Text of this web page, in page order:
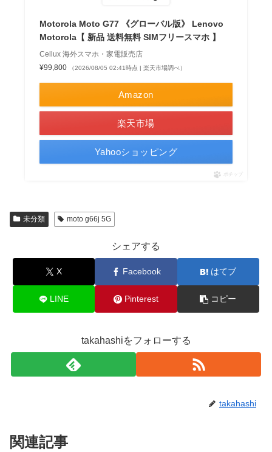
Motorola Moto G77 《グローバル版》 Lenovo
Motorola【 新品 送料無料 SIMフリースマホ 】
Cellux 海外スマホ・家電販売店
¥99,800
（2026/08/05 02:41時点 | 楽天市場調べ）
Amazon
楽天市場
Yahooショッピング
ポチップ
未分類 moto g66j 5G
シェアする
X Facebook はてブ
LINE Pinterest コピー
takahashiをフォローする
takahashi
関連記事